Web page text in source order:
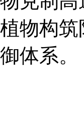
物构
体系。